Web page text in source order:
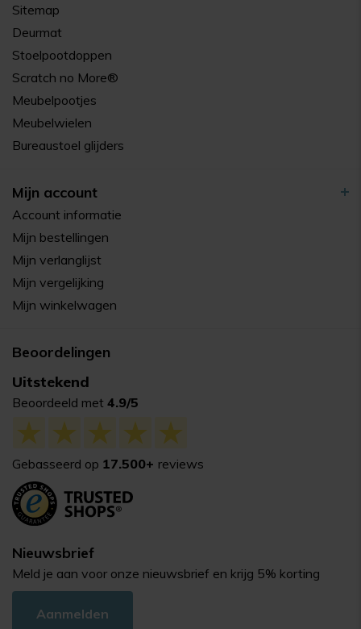
Sitemap
Deurmat
Stoelpootdoppen
Scratch no More®
Meubelpootjes
Meubelwielen
Bureaustoel glijders
Mijn account
Account informatie
Mijn bestellingen
Mijn verlanglijst
Mijn vergelijking
Mijn winkelwagen
Beoordelingen
Uitstekend
Beoordeeld met 4.9/5
Gebasseerd op 17.500+ reviews
Nieuwsbrief
Meld je aan voor onze nieuwsbrief en krijg 5% korting
Aanmelden